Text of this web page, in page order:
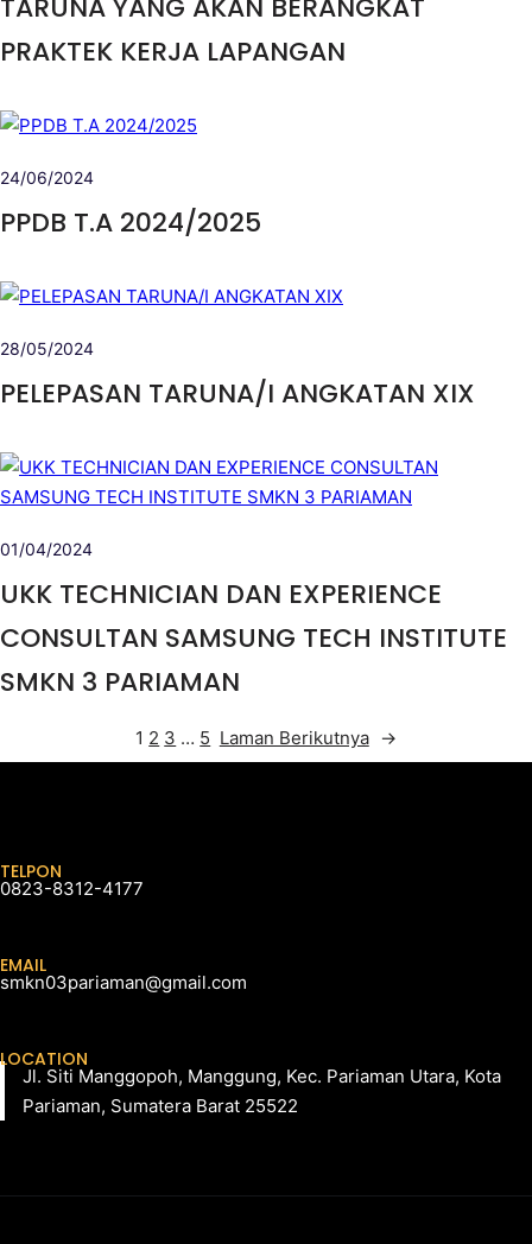
TARUNA YANG AKAN BERANGKAT
PRAKTEK KERJA LAPANGAN
24/06/2024
PPDB T.A 2024/2025
28/05/2024
PELEPASAN TARUNA/I ANGKATAN XIX
01/04/2024
UKK TECHNICIAN DAN EXPERIENCE
CONSULTAN SAMSUNG TECH INSTITUTE
SMKN 3 PARIAMAN
1 2 3 … 5 Laman Berikutnya →
TELPON
0823-8312-4177
EMAIL
smkn03pariaman@gmail.com
LOCATION
Jl. Siti Manggopoh, Manggung, Kec. Pariaman Utara, Kota
Pariaman, Sumatera Barat 25522